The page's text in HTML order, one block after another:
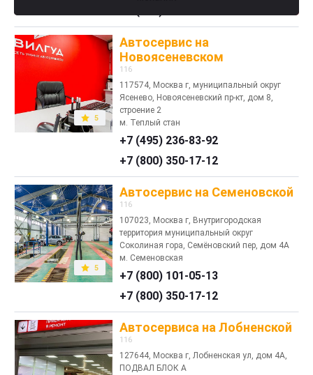
5
Автосервис на
Новоясеневском
116
117574, Москва г, муниципальный округ
Ясенево, Новоясеневский пр-кт, дом 8,
строение 2
м. Теплый стан
+7 (495) 236-83-92
+7 (800) 350-17-12
5
Автосервис на Семеновской
116
107023, Москва г, Внутригородская
территория муниципальный округ
Соколиная гора, Семёновский пер, дом 4А
м. Семеновская
+7 (800) 101-05-13
+7 (800) 350-17-12
Автосервиса на Лобненской
116
127644, Москва г, Лобненская ул, дом 4А,
ПОДВАЛ БЛОК А